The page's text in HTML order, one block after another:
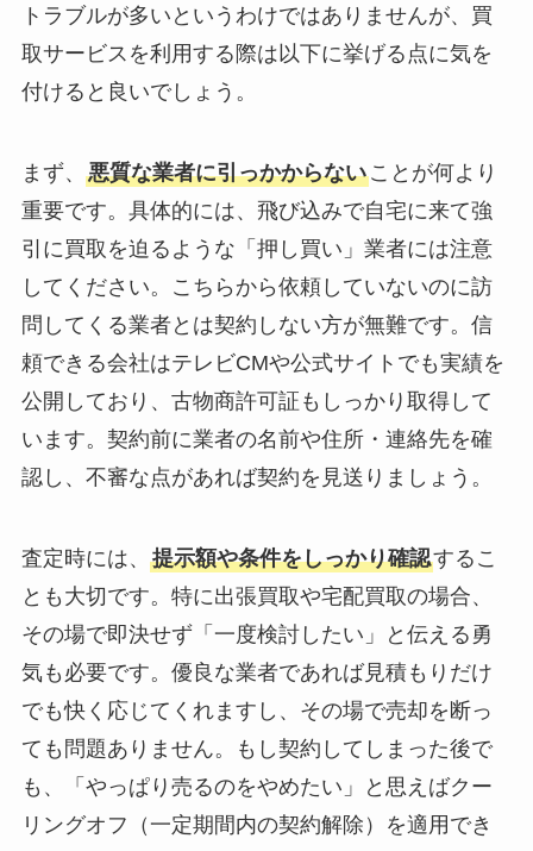
トラブルが多いというわけではありませんが、買
取サービスを利用する際は以下に挙げる点に気を
付けると良いでしょう。
まず、 悪質な業者に引っかからないことが何より
重要です。具体的には、飛び込みで自宅に来て強
引に買取を迫るような「押し買い」業者には注意
してください。こちらから依頼していないのに訪
問してくる業者とは契約しない方が無難です。信
頼できる会社はテレビCMや公式サイトでも実績を
公開しており、古物商許可証もしっかり取得して
います。契約前に業者の名前や住所・連絡先を確
認し、不審な点があれば契約を見送りましょう。
査定時には、 提示額や条件をしっかり確認するこ
とも大切です。特に出張買取や宅配買取の場合、
その場で即決せず「一度検討したい」と伝える勇
気も必要です。優良な業者であれば見積もりだけ
でも快く応じてくれますし、その場で売却を断っ
ても問題ありません。もし契約してしまった後で
も、「やっぱり売るのをやめたい」と思えばクー
リングオフ（一定期間内の契約解除）を適用でき